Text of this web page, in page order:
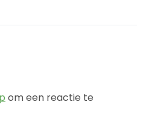
om een reactie te